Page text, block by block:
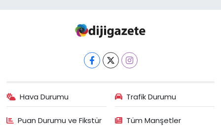
Hava Durumu Trafik Durumu
Puan Durumu ve Fikstür Tüm Manşetler